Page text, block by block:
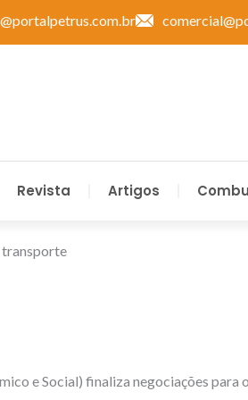
Revista Artigos
transporte
e Social) finaliza negociações